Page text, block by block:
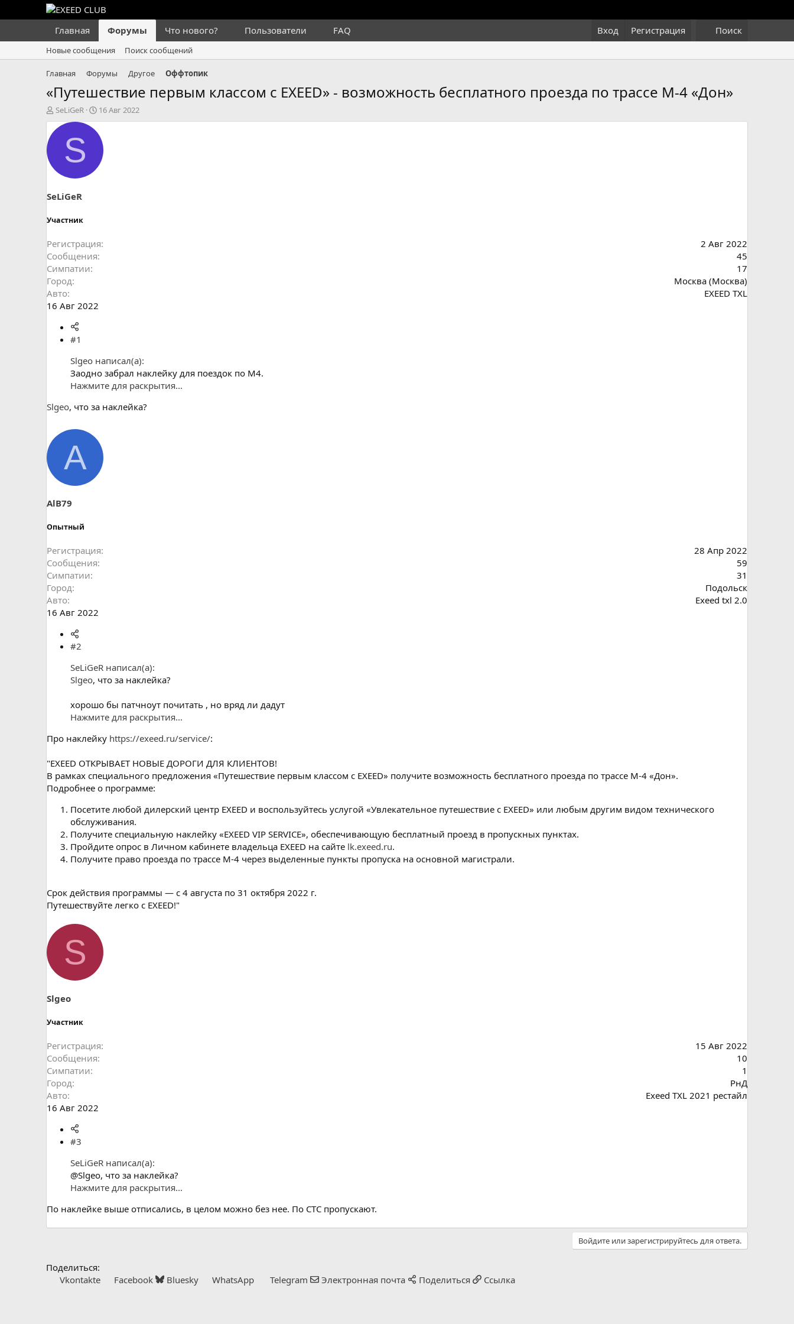
Главная Форумы Что нового? Пользователи FAQ Вход Регистрация Поиск
Новые сообщения Поиск сообщений
Главная Форумы Другое Оффтопик
«Путешествие первым классом с EXEED» - возможность бесплатного проезда по трассе M-4 «Дон»
А
в
т
е
ы
SeLiGeR
Д
а
а
а
16 Авг 2022
S
SeLiGeR
Участник
Регистрация
2 Авг 2022
Сообщения
45
Симпатии
17
Город
Москва (Москва)
Авто
EXEED TXL
16 Авг 2022
#1
Slgeo написал(а):
Заодно забрал наклейку для поездок по М4.
Нажмите для раскрытия...
Slgeo, что за наклейка?
A
AlB79
Опытный
Регистрация
28 Апр 2022
Сообщения
59
Симпатии
31
Город
Подольск
Авто
Exeed txl 2.0
16 Авг 2022
#2
SeLiGeR написал(а):
Slgeo, что за наклейка?
хорошо бы патчноут почитать , но вряд ли дадут
Нажмите для раскрытия...
Про наклейку https://exeed.ru/service/:
"EXEED ОТКРЫВАЕТ НОВЫЕ ДОРОГИ ДЛЯ КЛИЕНТОВ!
В рамках специального предложения «Путешествие первым классом с EXEED» получите возможность бесплатного проезда по трассе M-4 «Дон».
Подробнее о программе:
Посетите любой дилерский центр EXEED и воспользуйтесь услугой «Увлекательное путешествие с EXEED» или любым другим видом технического
обслуживания.
Получите специальную наклейку «EXEED VIP SERVICE», обеспечивающую бесплатный проезд в пропускных пунктах.
Пройдите опрос в Личном кабинете владельца EXEED на сайте lk.exeed.ru.
Получите право проезда по трассе М-4 через выделенные пункты пропуска на основной магистрали.
Срок действия программы — с 4 августа по 31 октября 2022 г.
Путешествуйте легко с EXEED!"
S
Slgeo
Участник
Регистрация
15 Авг 2022
Сообщения
10
Симпатии
1
Город
РнД
Авто
Exeed TXL 2021 рестайл
16 Авг 2022
#3
SeLiGeR написал(а):
@Slgeo, что за наклейка?
Нажмите для раскрытия...
По наклейке выше отписались, в целом можно без нее. По СТС пропускают.
Войдите или зарегистрируйтесь для ответа.
Поделиться:
Vkontakte
Facebook Bluesky WhatsApp Telegram Электронная почта Поделиться Ссылка